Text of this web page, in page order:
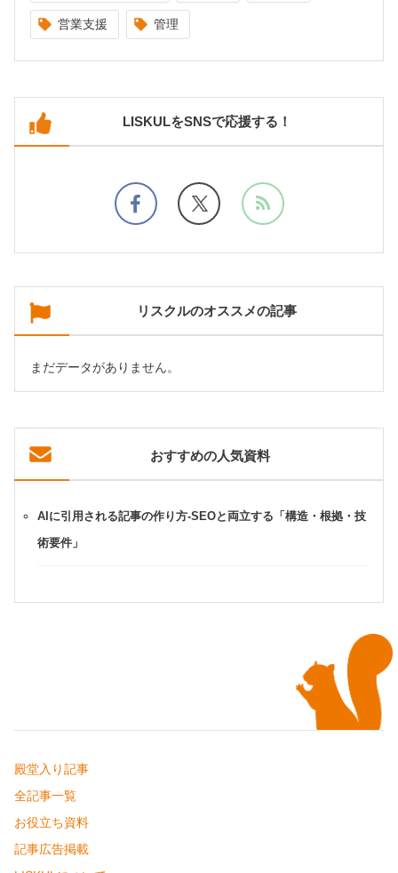
営業支援 管理
LISKULをSNSで応援する！
リスクルのオススメの記事
まだデータがありません。
おすすめの人気資料
AIに引用される記事の作り方-SEOと両立する「構造・根拠・技
術要件」
殿堂入り記事
全記事一覧
お役立ち資料
記事広告掲載